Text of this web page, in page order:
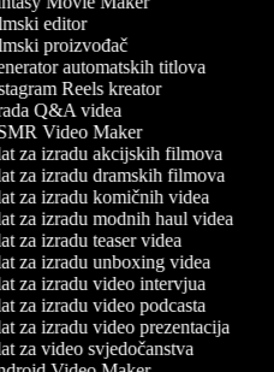
editor
proizvođač
automatskih titlova
Reels kreator
Q&A videa
Video Maker
za izradu akcijskih filmova
za izradu dramskih filmova
za izradu komičnih videa
za izradu modnih haul videa
za izradu teaser videa
za izradu unboxing videa
za izradu video intervjua
za izradu video podcasta
za izradu video prezentacija
za video svjedočanstva